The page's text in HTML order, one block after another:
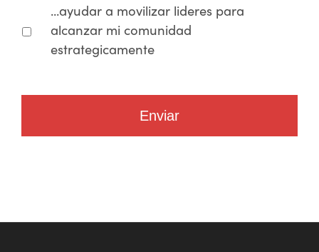
...ayudar a movilizar lideres para
alcanzar mi comunidad
estrategicamente